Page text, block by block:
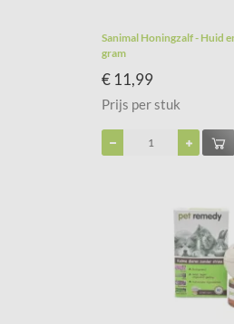
Sanimal Honingzalf - Huid
gram
€ 11,99
Prijs per stuk